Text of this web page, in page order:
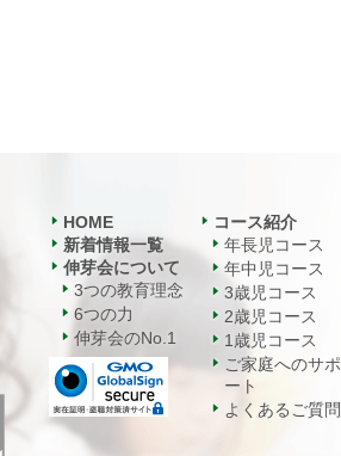
HOME
新着情報一覧
伸芽会について
3つの教育理念
6つの力
伸芽会のNo.1
コース紹介
年長児コース
年中児コース
3歳児コース
2歳児コース
1歳児コース
ご家庭へのサポ
ート
よくあるご質問